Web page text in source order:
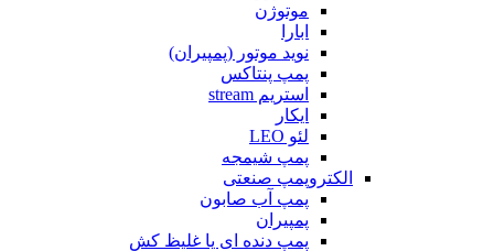
موتوژن
ابارا
نوید موتور (پمپیران)
پمپ پنتاکس
استریم stream
ایکار
لئو LEO
پمپ شیمجه
الکتروپمپ صنعتی
پمپ آب صابون
پمپیران
پمپ دنده ای یا غلیظ کش